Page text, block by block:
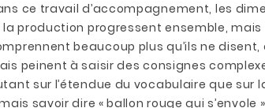
ce travail d’accompagnement, les
la production progressent ensemble,
beaucoup plus qu’ils ne
peinent à saisir des consignes
sur l’étendue du vocabulaire que sur
savoir dire « ballon rouge qui